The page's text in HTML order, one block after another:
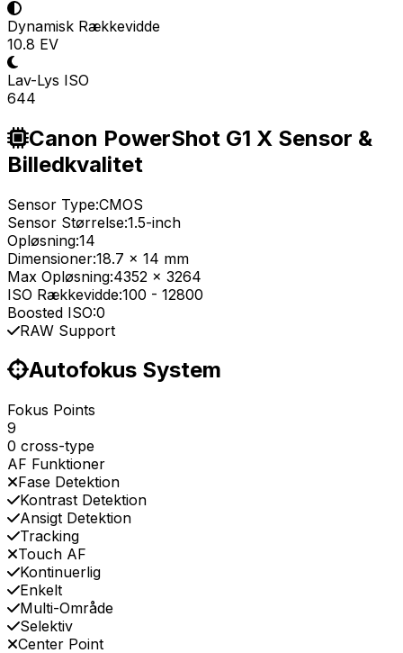
Dynamisk Rækkevidde
10.8 EV
Lav-Lys ISO
644
Canon PowerShot G1 X Sensor &
Billedkvalitet
Sensor Type:CMOS
Sensor Størrelse:1.5-inch
Opløsning:14
Dimensioner:18.7 x 14 mm
Max Opløsning:4352 x 3264
ISO Rækkevidde:100 - 12800
Boosted ISO:0
RAW Support
Autofokus System
Fokus Points
9
0 cross-type
AF Funktioner
Fase Detektion
Kontrast Detektion
Ansigt Detektion
Tracking
Touch AF
Kontinuerlig
Enkelt
Multi-Område
Selektiv
Center Point